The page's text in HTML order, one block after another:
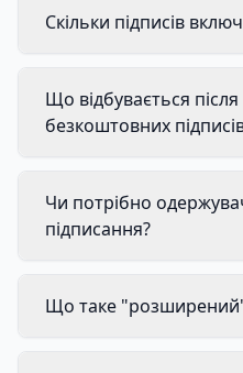
Скільки підписів
Що відбувається
безкоштовних
Чи потрібно
підписання?
Що таке "розширений"